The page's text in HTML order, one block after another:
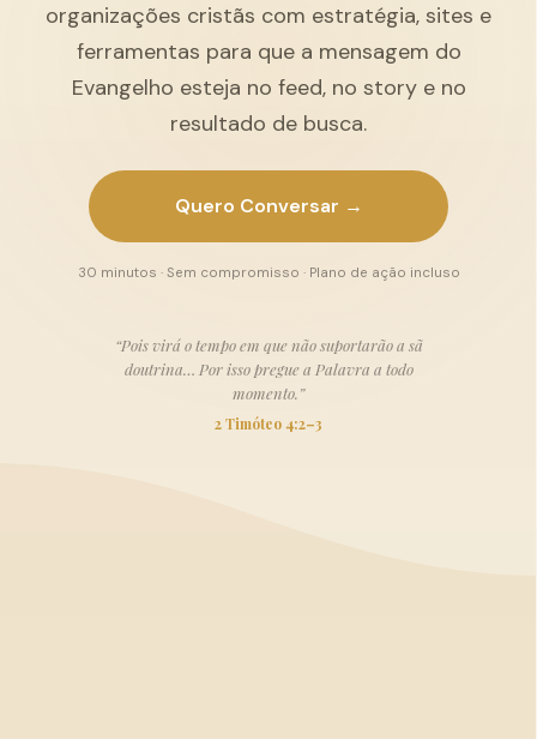
organizações cristãs com estratégia, sites e
ferramentas para que a mensagem do
Evangelho esteja no feed, no story e no
resultado de busca.
Quero Conversar →
30 minutos · Sem compromisso · Plano de ação incluso
“Pois virá o tempo em que não suportarão a sã
doutrina… Por isso pregue a Palavra a todo
momento.”
2 Timóteo 4:2–3